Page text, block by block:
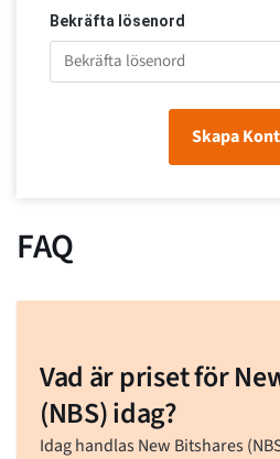
Bekräfta lösenord
Skapa
FAQ
Vad är priset för
(NBS) idag?
Idag handlas New Bitshares